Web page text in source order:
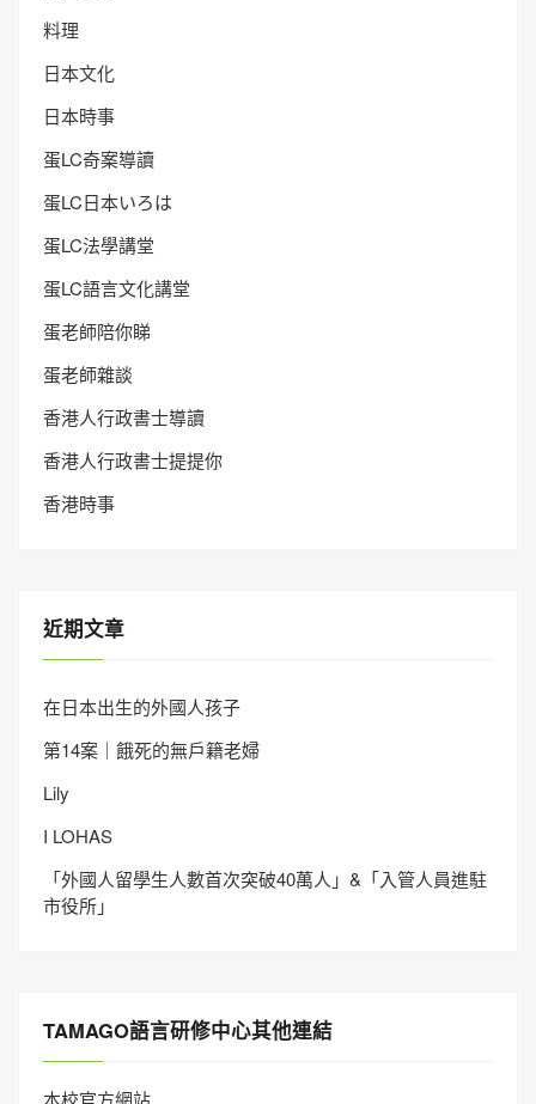
料理
日本文化
日本時事
蛋LC奇案導讀
蛋LC日本いろは
蛋LC法學講堂
蛋LC語言文化講堂
蛋老師陪你睇
蛋老師雜談
香港人行政書士導讀
香港人行政書士提提你
香港時事
近期文章
在日本出生的外國人孩子
第14案｜餓死的無戶籍老婦
Lily
I LOHAS
「外國人留學生人數首次突破40萬人」&「入管人員進駐
市役所」
TAMAGO語言研修中心其他連結